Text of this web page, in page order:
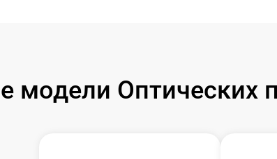
модели Оптических